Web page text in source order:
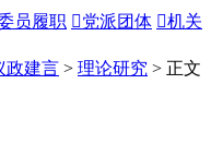
员履职 党派团体 机关
政建言 > 理论研究 > 正文